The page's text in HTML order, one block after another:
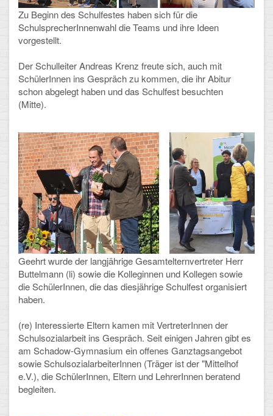
Arbeitsgemeinschaften
Klima-Projekt
Förderverein
Ehemalige
Schulzeitung: Der Gottfried
FÄCHER
Deutsch und Fremdsprachen
Ethik, Philosophie und Religion
Gesellschaftswissenschaften
Mathematik, Informatik und Naturwissenschaften
Musische Fächer
ORGANISATION
Abitur
Zu Beginn des Schulfestes haben sich für die
SchulsprecherInnenwahl die Teams und ihre Ideen
vorgestellt.
Der Schulleiter Andreas Krenz freute sich, auch mit
SchülerInnen ins Gespräch zu kommen, die ihr Abitur
schon abgelegt haben und das Schulfest besuchten
(Mitte).
Geehrt wurde der langjährige Gesamtelternvertreter Herr
Buttelmann (li) sowie die Kolleginnen und Kollegen sowie
die SchülerInnen, die das diesjährige Schulfest organisiert
haben.
(re) Interessierte Eltern kamen mit VertreterInnen der
Schulsozialarbeit ins Gespräch. Seit einigen Jahren gibt es
am Schadow-Gymnasium ein offenes Ganztagsangebot
sowie SchulsozialarbeiterInnen (Träger ist der "Mittelhof
e.V.), die SchülerInnen, Eltern und LehrerInnen beratend
begleiten.